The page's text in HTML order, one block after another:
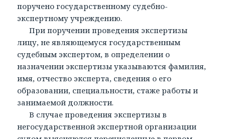
поручено государственному судебно-
экспертному учреждению.
При поручении проведения экспертизы
лицу, не являющемуся государственным
судебным экспертом, в определении о
назначении экспертизы указываются фамилия,
имя, отчество эксперта, сведения о его
образовании, специальности, стаже работы и
занимаемой должности.
В случае проведения экспертизы в
негосударственной экспертной организации